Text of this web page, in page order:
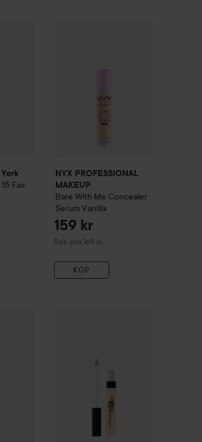
för att blanda concealern.
15 Fair
kr
NYX PROFESSIONAL
MAKEUP
Bare With Me Concealer
SerumVanilla
159 kr
Rek. pris 169 kr
Rekommenderat pris 169 kr
KÖP